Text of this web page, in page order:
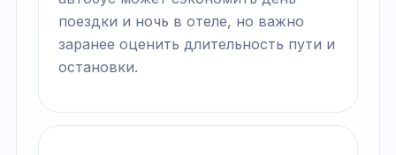
поездки и ночь в отеле, но важно
заранее оценить длительность пути и
остановки.